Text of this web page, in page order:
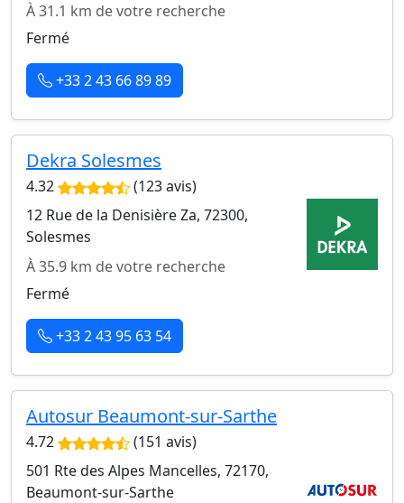
À 31.1 km de votre recherche
Fermé
+33 2 43 66 89 89
Dekra Solesmes
4.32
(123 avis)
12 Rue de la Denisière Za, 72300,
Solesmes
À 35.9 km de votre recherche
Fermé
+33 2 43 95 63 54
Autosur Beaumont-sur-Sarthe
4.72
(151 avis)
501 Rte des Alpes Mancelles, 72170,
Beaumont-sur-Sarthe